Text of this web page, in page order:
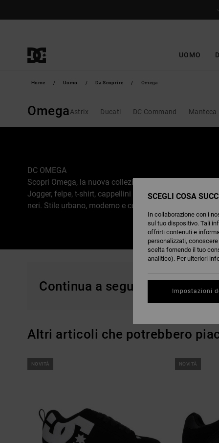
UOMO
Home Uomo Da Scoprire Omega
OmegaAstrix Ducati DC Command Manteca
DC OMEGA
Scopri Omega, la nuova collezione DC Shoes per
Jogger, felpe, t-shirt, cappellini e zaini con l’iconico
neri. Stile urbano, moderno e confortevole per ogni
Continua a seguirci, i prodotti
Altri articoli che potrebbero
criteri
visualizza
NOVITÀ NOVITÀ
SCEGLI COSA
In collaborazione con i
sul tuo dispositivo. Tali
offrirti contenuti e
personalizzati,
scelta fornendo il tuo
analitico). Per ulteriori
Impostazioni